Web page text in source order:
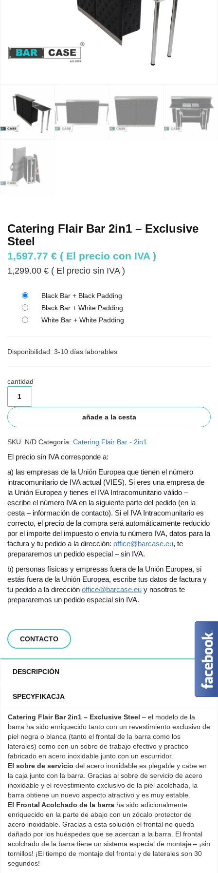
Catering Flair Bar 2in1 – Exclusive
Steel
1,597.77 € ( El precio con IVA )
1,299.00 € ( El precio sin IVA )
Black Bar + Black Padding
Black Bar + White Padding
White Bar + White Padding
Disponibilidad: 3-10 días laborables
cantidad
añade a la cesta
SKU: N/D Categoría: Catering Flair Bar - 2in1
El precio sin IVA corresponde a:
a) las empresas de la Unión Europea que tienen el número
intracomunitario de IVA actual (VIES). Si eres una empresa de
la Unión Europea y tienes el IVA Intracomunitario válido –
escribe el número IVA en la siguiente parte del pedido (en la
cesta –información de contacto). Si el IVA Intracomunitario es
correcto, el precio de la compra será automáticamente reducido
por el importe del impuesto o envía tu número IVA, datos para la
factura y tu pedido a la dirección: office@barcase.eu, te
prepararemos un pedido especial –sin IVA.
b) personas físicas y empresas fuera de la Unión Europea, si
estás fuera de la Unión Europea, escribe tus datos de factura y
tu pedido a la dirección office@barcase.eu y nosotros te
prepararemos un pedido especial sin IVA.
CONTACTO
DESCRIPCIÓN
SPECYFIKACJA
Catering Flair Bar 2in1 – Exclusive Steel – el modelo de la
barra ha sido enriquecido tanto con un revestimiento exclusivo de
piel negra o blanca (tanto el frontal de la barra como los
laterales) como con un sobre de trabajo efectivo y práctico
fabricado en acero inoxidable junto con un escurridor.
El sobre de servicio del acero inoxidable es plegable y cabe en
la caja junto con la barra. Gracias al sobre de servicio de acero
inoxidable y el revestimiento exclusivo de la piel acolchada, la
barra obtiene un nuevo aspecto atractivo y es muy estable.
El Frontal Acolchado de la barra ha sido adicionalmente
enriquecido en la parte de abajo con un zócalo protector de
acero inoxidable. Gracias a esta solución el frontal no queda
dañado por los huéspedes que se acercan a la barra. El frontal
acolchado de la barra tiene un sistema especial de montaje – ¡sin
tornillos! ¡El tiempo de montaje del frontal y de laterales son 30
segundos!